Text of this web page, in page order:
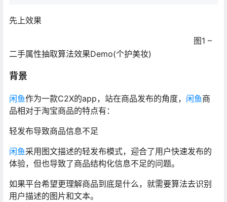
先上效果
图1 –
二手属性抽取算法效果Demo(个护美妆)
背景
闲鱼作为一款C2X的app，站在商品发布的角度， 闲鱼商
品相对于淘宝商品的特点有：
轻发布导致商品信息不足
闲鱼采用图文描述的轻发布模式，迎合了用户快速发布的
体验，但也导致了商品结构化信息不足的问题。
如果平台希望更理解商品到底是什么，就需要算法去识别
用户描述的图片和文本。